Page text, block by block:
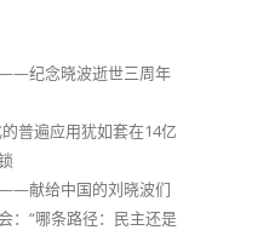
纪念晓波逝世三周年
的普遍应用犹如套在14亿
献给中国的刘晓波们
：“哪条路径：民主还是